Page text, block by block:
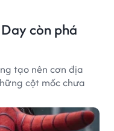
còn phá
tạo nên cơn địa
cột mốc chưa